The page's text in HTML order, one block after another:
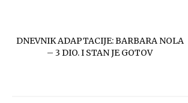
DNEVNIK ADAPTACIJE: BARBARA NOLA
– 3 DIO. I STAN JE GOTOV